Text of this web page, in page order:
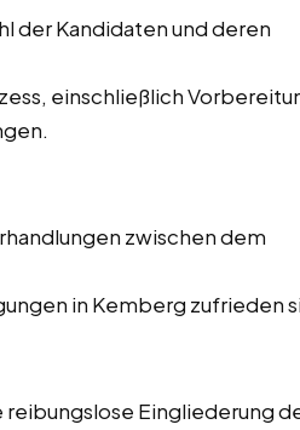
der Kandidaten und deren
einschließlich
zwischen dem
in Kemberg zufrieden
Eingliederung